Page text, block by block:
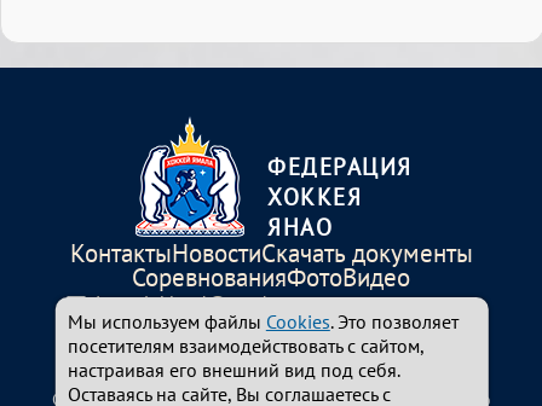
ФЕДЕРАЦИЯ
ХОККЕЯ
ЯНАО
КонтактыНовостиСкачать документы
СоревнованияФотоВидео
ice-salekhard@yandex.ru
+7-34922-310-94
629008, ЯНАО, г. Салехард, ул.Республики,54
© 2024-2026 Федерация хоккея Ямало-Ненецкого
Мы используем файлы Cookies. Это позволяет
посетителям взаимодействовать с сайтом,
настраивая его внешний вид под себя.
Оставаясь на сайте, Вы соглашаетесь с